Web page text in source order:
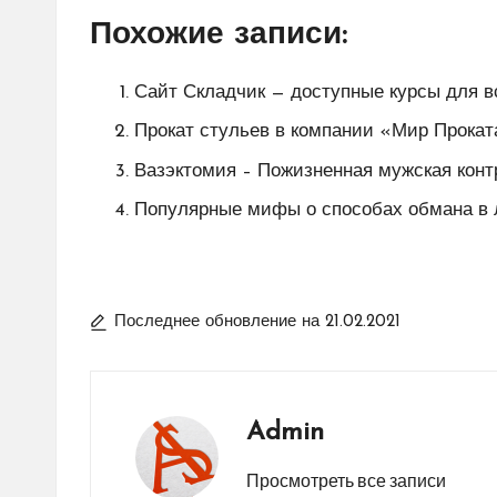
Похожие записи:
Сайт Складчик — доступные курсы для
Прокат стульев в компании «Мир
Вазэктомия – Пожизненная мужская
Популярные мифы о способах обмана в
Последнее обновление на 21.02.2021
Admin
Просмотреть все записи